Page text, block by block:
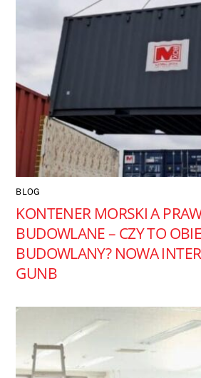
BLOG
KONTENER MORSKI A
BUDOWLANE – CZY TO
BUDOWLANY? NOWA
GUNB